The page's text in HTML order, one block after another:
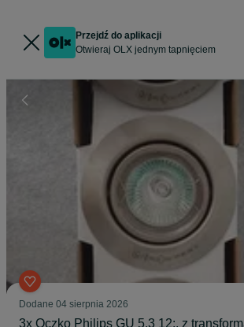
Przejdź do aplikacji
Otwieraj OLX jednym tapnięciem
Dodane 04 sierpnia 2026
3x Oczko Philips GU 5.3 12:, z